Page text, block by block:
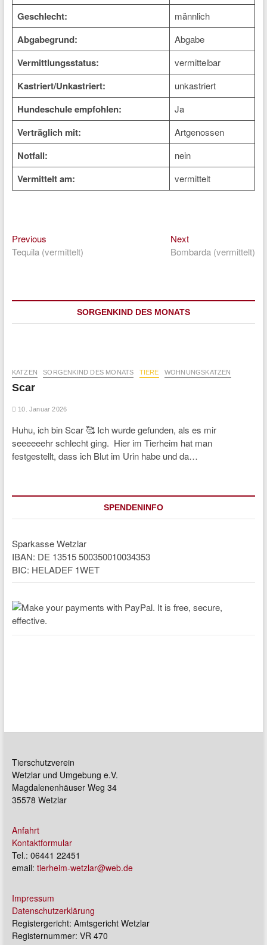
Geschlecht: männlich
Abgabegrund: Abgabe
Vermittlungsstatus: vermittelbar
Kastriert/Unkastriert: unkastriert
Hundeschule empfohlen: Ja
Verträglich mit: Artgenossen
Notfall: nein
Vermittelt am: vermittelt
Beitragsnavigation
PreviousPrevious
post:
Tequila (vermittelt)
NextNext
post:
Bombarda (vermittelt)
SORGENKIND DES MONATS
KATZEN SORGENKIND DES MONATS TIERE WOHNUNGSKATZEN
Scar
10. Januar 2026
Huhu, ich bin Scar 🥰 Ich wurde gefunden, als es mir
seeeeeehr schlecht ging. Hier im Tierheim hat man
festgestellt, dass ich Blut im Urin habe und da…
SPENDENINFO
Sparkasse Wetzlar
IBAN: DE 13515 500350010034353
BIC: HELADEF 1WET
Tierschutzverein
Wetzlar und Umgebung e.V.
Magdalenenhäuser Weg 34
35578 Wetzlar
Anfahrt
Kontaktformular
Tel.: 06441 22451
email: tierheim-wetzlar@web.de
Impressum
Datenschutzerklärung
Registergericht: Amtsgericht Wetzlar
Registernummer: VR 470